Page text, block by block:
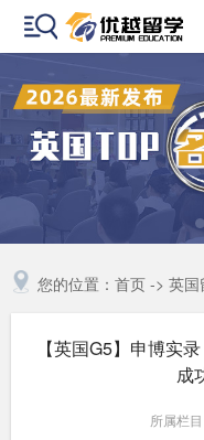
您的位置： 首页-> 英国
【英国G5】申博实
成
所属栏目